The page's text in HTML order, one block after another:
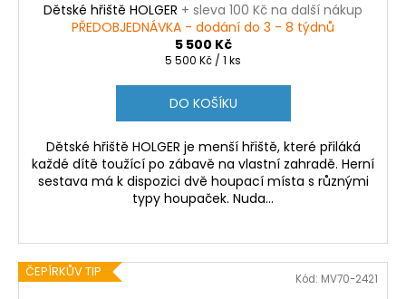
Dětské hřiště HOLGER + sleva 100 Kč na další nákup
PŘEDOBJEDNÁVKA - dodání do 3 - 8 týdnů
5 500 Kč
Měrná
5 500 Kč / 1 ks
DO KOŠÍKU
Dětské hřiště HOLGER je menší hřiště, které přiláká
každé dítě toužící po zábavě na vlastní zahradě. Herní
sestava má k dispozici dvě houpací místa s různými
typy houpaček. Nuda...
ČEPÍRKŮV TIP Kód: MV70-2421